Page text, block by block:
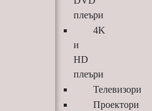
плеъри
4K
и
HD
плеъри
Телевизори
Проектори